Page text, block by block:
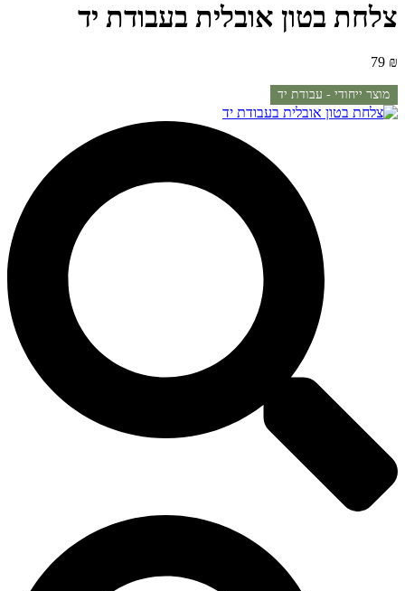
צלחת בטון אובלית בעבודת יד
79 ₪
מוצר ייחודי - עבודת יד